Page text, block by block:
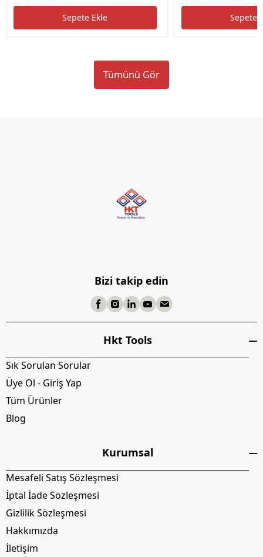
Sepete Ekle Sepete
Tümünü Gör
Bizi takip edin
Hkt Tools
Sık Sorulan Sorular
Üye Ol - Giriş Yap
Tüm Ürünler
Blog
Kurumsal
Mesafeli Satış Sözleşmesi
İptal İade Sözleşmesi
Gizlilik Sözleşmesi
Hakkımızda
İletişim